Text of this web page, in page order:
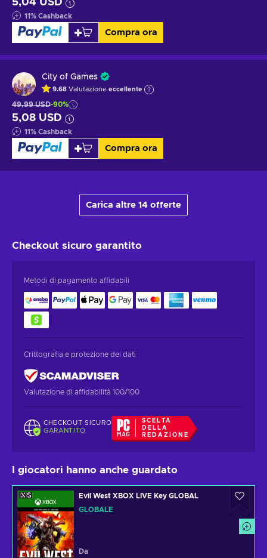
11% Cashback
Compra ora
City of Games
9.68 Valutazione eccellente
49,99 USD-90%
5,08 USD
11% Cashback
Compra ora
Carica altre 14 offerte
Checkout sicuro garantito
Metodi di pagamento affidabili
Crittografia e protezione dei dati
Valutazione di affidabilità 100/100
CHECKOUT SICURO
GARANTITO
SCELTA
DELLA
REDAZIONE
I giocatori hanno anche guardato
Evil West XBOX LIVE Key GLOBAL
GLOBALE
Da